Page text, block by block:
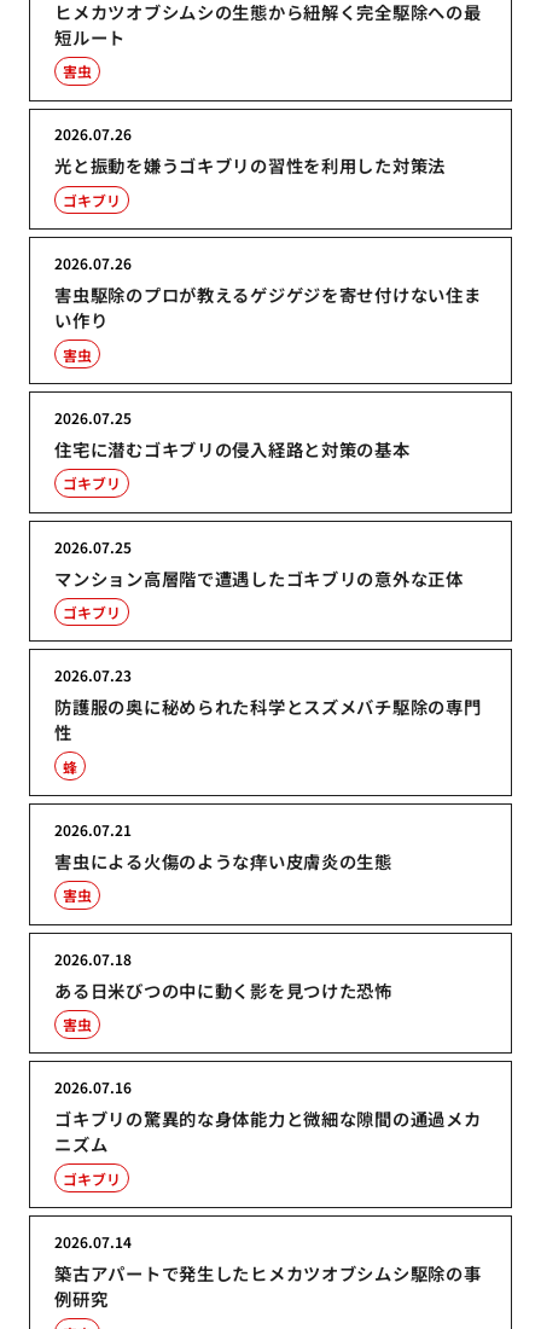
ヒメカツオブシムシの生態から紐解く完全駆除への最
短ルート
害虫
光と振動を嫌うゴキブリの習性を利用した対策法
2026.07.26
ゴキブリ
害虫駆除のプロが教えるゲジゲジを寄せ付けない住ま
い作り
2026.07.26
害虫
住宅に潜むゴキブリの侵入経路と対策の基本
2026.07.25
ゴキブリ
マンション高層階で遭遇したゴキブリの意外な正体
2026.07.25
ゴキブリ
防護服の奥に秘められた科学とスズメバチ駆除の専門
性
2026.07.23
蜂
害虫による火傷のような痒い皮膚炎の生態
2026.07.21
害虫
ある日米びつの中に動く影を見つけた恐怖
2026.07.18
害虫
ゴキブリの驚異的な身体能力と微細な隙間の通過メカ
ニズム
2026.07.16
ゴキブリ
築古アパートで発生したヒメカツオブシムシ駆除の事
例研究
2026.07.14